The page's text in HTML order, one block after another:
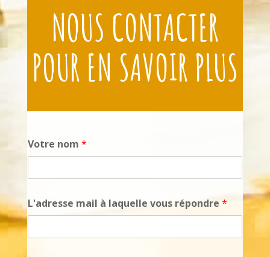
NOUS CONTACTER
POUR EN SAVOIR PLUS
Votre nom *
L'adresse mail à laquelle vous répondre *